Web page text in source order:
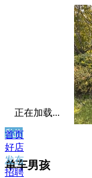
私信
单车男孩
正在加载...
首页
好店
发布
招聘